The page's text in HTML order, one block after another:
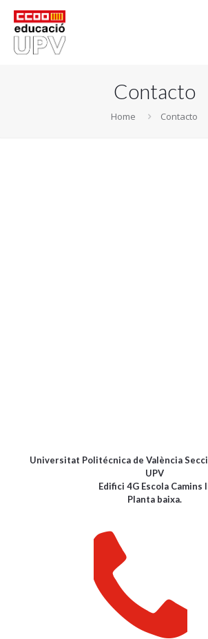
Contacto
Home Contacto
Universitat Politécnica de València
UPV
Edifici 4G Escola Camins
Planta baixa.